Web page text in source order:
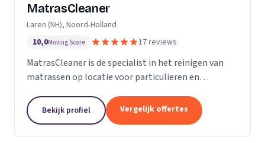
MatrasCleaner
Laren (NH), Noord-Holland
10,0Moving Score 17 reviews
MatrasCleaner is de specialist in het reinigen van
matrassen op locatie voor particulieren en
desinfectie van de matrassen wordt alle vervuiling...
Bekijk profiel Vergelijk offertes